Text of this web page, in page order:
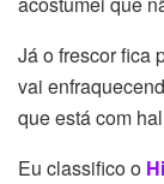
Já o frescor fica
vai
que está com
Eu classifico o